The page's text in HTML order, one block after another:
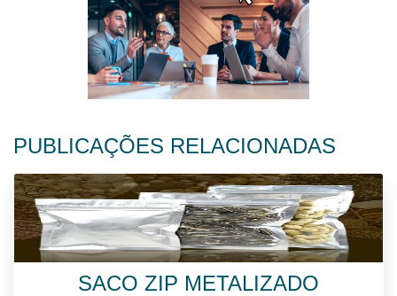
PUBLICAÇÕES RELACIONADAS
SACO ZIP METALIZADO